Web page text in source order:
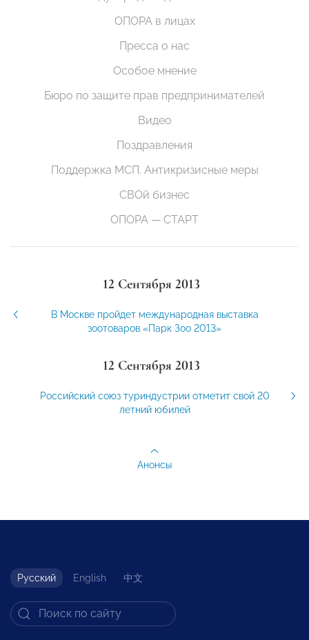
ОПОРА в лицах
Пресса о нас
Особое мнение
Бюро по защите прав предпринимателей
Видео
Поздравления
Поддержка МСП. Антикризисные меры
СВОй бизнес
ОПОРА — СТАРТ
12 Сентября 2013
В Москве пройдет международная выставка
зоотоваров «Парк Зоо 2013»
12 Сентября 2013
Российский союз туриндустрии отметит свой 20
летний юбилей
Анонсы
Русский English 中文